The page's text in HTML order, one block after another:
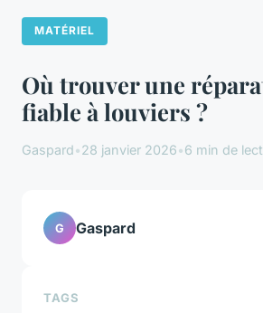
MATÉRIEL
Où trouver une
fiable à louviers ?
Gaspard•28 janvier 2026•6 min de
G Gaspard
TAGS